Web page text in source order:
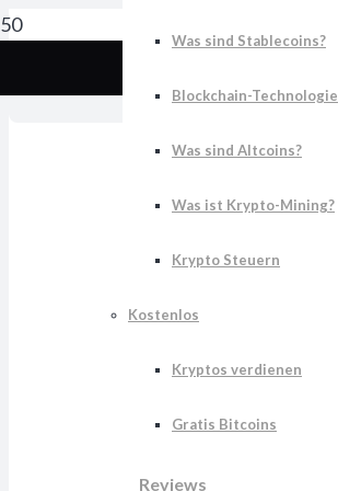
Was sind Stablecoins?
Blockchain-Technologie
Was sind Altcoins?
Was ist Krypto-Mining?
Krypto Steuern
Kostenlos
Kryptos verdienen
Gratis Bitcoins
Reviews